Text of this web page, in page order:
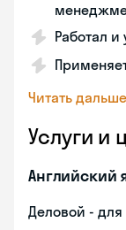
Работал
Читать дальше
Услуги и
Английский
Деловой - для